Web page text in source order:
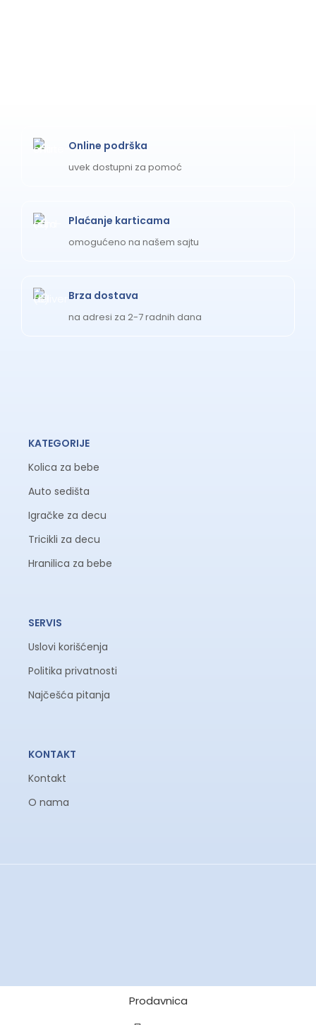
Online podrška
uvek dostupni za pomoć
Plaćanje karticama
omogućeno na našem sajtu
Brza dostava
na adresi za 2-7 radnih dana
KATEGORIJE
Kolica za bebe
Auto sedišta
Igračke za decu
Tricikli za decu
Hranilica za bebe
SERVIS
Uslovi korišćenja
Politika privatnosti
Najčešća pitanja
KONTAKT
Kontakt
O nama
Prodavnica